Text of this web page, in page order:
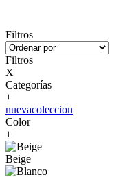
Filtros
Filtros
X
Categorías
+
nuevacoleccion
Color
+
Beige